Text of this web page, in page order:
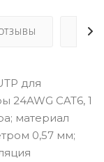
КАК
для
24AWG CAT6, 1
материал
0,57 мм;